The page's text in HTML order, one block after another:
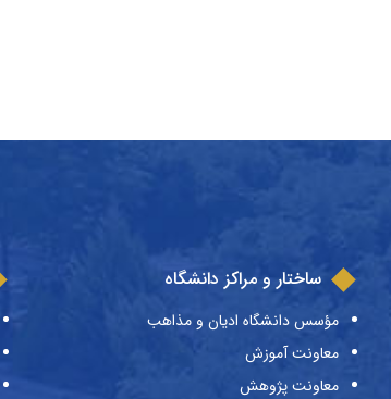
ساختار و مراکز دانشگاه
مؤسس دانشگاه ادیان و مذاهب
معاونت آموزش
معاونت پژوهش